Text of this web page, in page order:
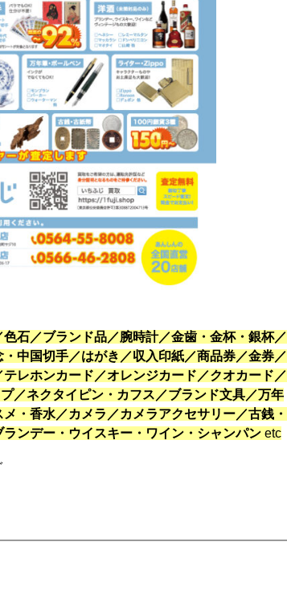
石／ブランド品／腕時計／金歯・金杯・銀杯／
中国切手／はがき／収入印紙／商品券／金券／
レホンカード／オレンジカード／クオカード／
／ネクタイピン・カフス／ブランド文具／万年
・香水／カメラ／カメラアクセサリー／古銭・
ンデー・ウイスキー・ワイン・シャンパン etc